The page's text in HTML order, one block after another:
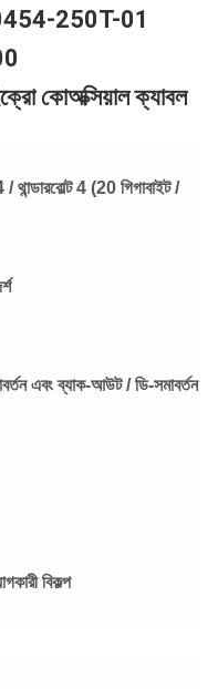
250T-01
কোঅক্সিয়াল ক্যাবল
থান্ডারবোল্ট 4 (20 গিগাবাইট /
এবং ব্যাক-আউট / ডি-সমাবর্তন
বিকল্প